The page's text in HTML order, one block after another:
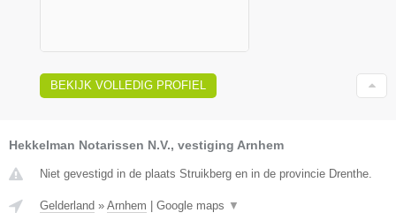
BEKIJK VOLLEDIG PROFIEL
Hekkelman Notarissen N.V., vestiging Arnhem
Niet gevestigd in de plaats Struikberg en in de provincie Drenthe.
Gelderland » Arnhem | Google maps ▼